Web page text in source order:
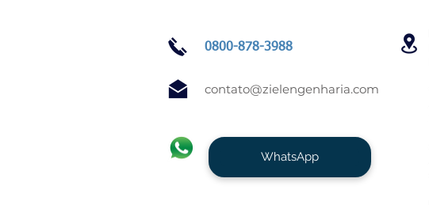
0800-878-3988
contato@zielengenharia.com
WhatsApp